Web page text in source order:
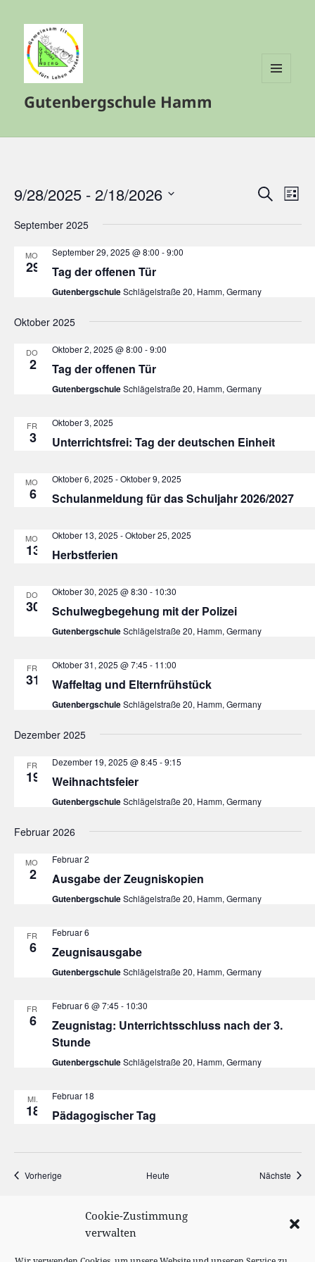
Cookie-Zustimmung
verwalten
Gutenbergschule Hamm
und
SUCHELISTE
9/28/2025 - 2/18/2026
wählen.
September 2025
MO.
29
September 29, 2025 @ 8:00 -9:00
Tag der offenen Tür
GutenbergschuleSchlägelstraße 20, Hamm, Germany
Oktober 2025
DO.
2
Oktober 2, 2025 @ 8:00 -9:00
Tag der offenen Tür
GutenbergschuleSchlägelstraße 20, Hamm, Germany
FR.
3
Oktober 3, 2025
Unterrichtsfrei: Tag der deutschen Einheit
MO.
6
Oktober 6, 2025 -Oktober 9, 2025
Schulanmeldung für das Schuljahr 2026/2027
MO.
13
Oktober 13, 2025 -Oktober 25, 2025
Herbstferien
DO.
30
Oktober 30, 2025 @ 8:30 - 10:30
Schulwegbegehung mit der Polizei
GutenbergschuleSchlägelstraße 20, Hamm, Germany
FR.
31
Oktober 31, 2025 @ 7:45 - 11:00
Waffeltag und Elternfrühstück
GutenbergschuleSchlägelstraße 20, Hamm, Germany
Dezember 2025
FR.
19
Dezember 19, 2025 @ 8:45 -9:15
Weihnachtsfeier
GutenbergschuleSchlägelstraße 20, Hamm, Germany
Februar 2026
MO.
2
Februar 2
Ausgabe der Zeugniskopien
GutenbergschuleSchlägelstraße 20, Hamm, Germany
FR.
6
Februar 6
Zeugnisausgabe
GutenbergschuleSchlägelstraße 20, Hamm, Germany
FR.
6
Februar 6 @ 7:45 - 10:30
Zeugnistag: Unterrichtsschluss nach der 3.
Stunde
GutenbergschuleSchlägelstraße 20, Hamm, Germany
MI.
18
Februar 18
Pädagogischer Tag
VorherigeVeranstaltungen Heute Nächste
KALENDER ABONNIEREN